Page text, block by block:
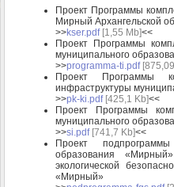
Проект Программы
Мирный Архангельской
>>kser.pdf[1,55 Mb]<<
Проект Программы
муниципального
>>programma-ti.pdf
Проект Программы
инфраструктуры
>>pk-ki.pdf[425,1 Kb]<<
Проект Программы
муниципального
>>si.pdf[741,7 Kb]<<
Проект
образования
экологической
«Мирный»